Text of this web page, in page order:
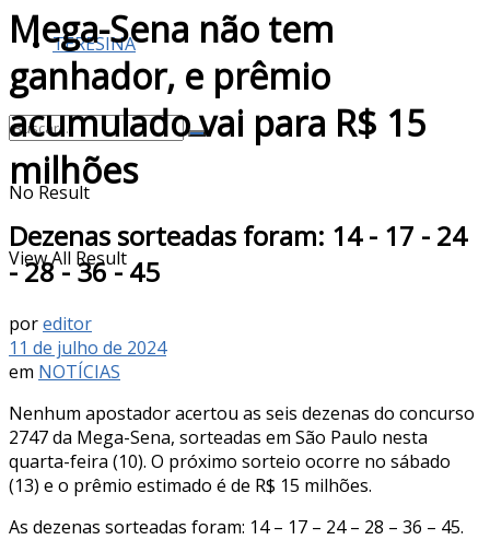
TERESINA
No Result
View All Result
Mega-Sena não tem
ganhador, e prêmio
acumulado vai para R$ 15
milhões
Dezenas sorteadas foram: 14 - 17 - 24
- 28 - 36 - 45
poreditor
11 de julho de 2024
em NOTÍCIAS
Nenhum apostador acertou as seis dezenas do concurso
2747 da Mega-Sena, sorteadas em São Paulo nesta
quarta-feira (10). O próximo sorteio ocorre no sábado
(13) e o prêmio estimado é de R$ 15 milhões.
As dezenas sorteadas foram: 14 – 17 – 24 – 28 – 36 – 45.